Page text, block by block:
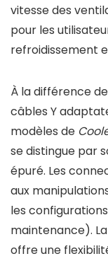
vitesse des
pour les
refroidissement
À la différence
câbles Y
modèles de
se distingue par
épuré. Les
aux
les
maintenance).
offre une